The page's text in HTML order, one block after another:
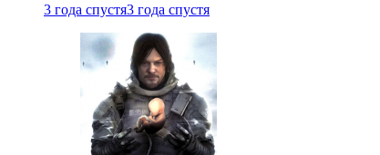
3 года спустя3 года спустя